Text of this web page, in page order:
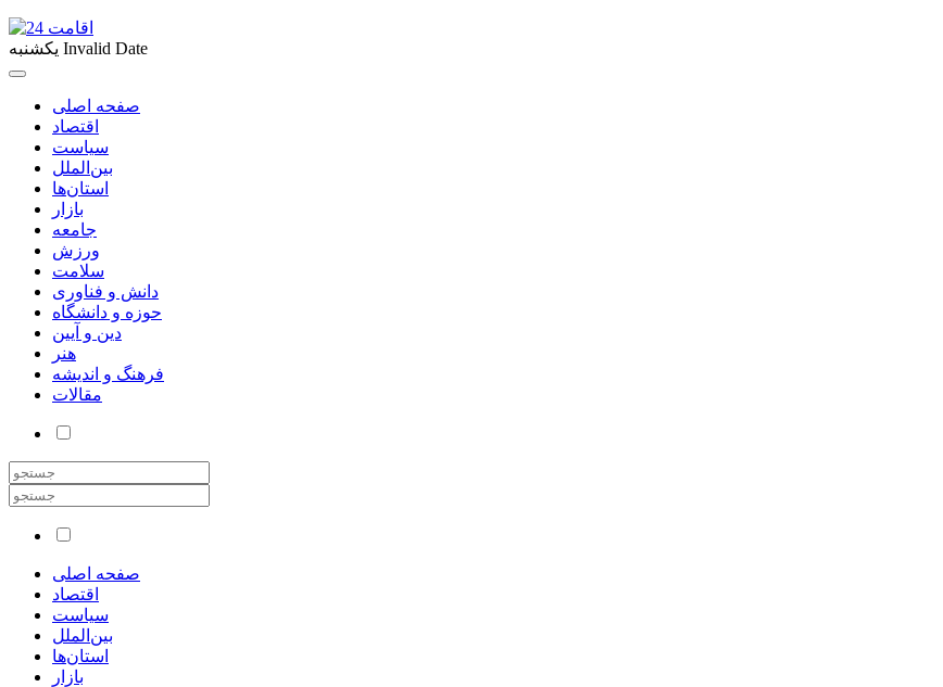
یکشنبه Invalid Date
صفحه اصلی
اقتصاد
سیاست
بین‌الملل
استان‌ها
بازار
جامعه
ورزش
سلامت
دانش و فناوری
حوزه و دانشگاه
دین و آیین
هنر
فرهنگ و اندیشه
مقالات
صفحه اصلی
اقتصاد
سیاست
بین‌الملل
استان‌ها
بازار